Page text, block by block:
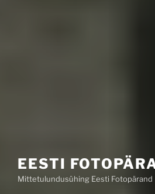
EESTI
Mittetulundusühing Eesti Fotopärand